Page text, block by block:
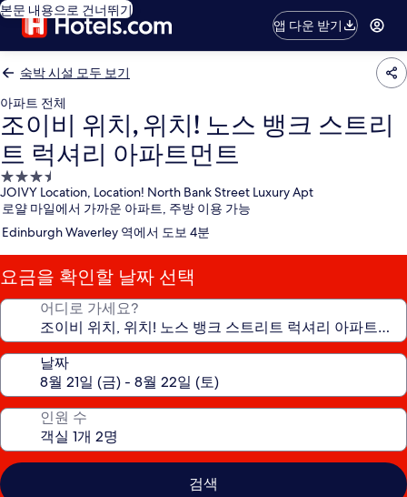
본문 내용으로 건너뛰기
앱 다운 받기
숙박 시설 모두 보기
아파트 전체
조이비 위치, 위치! 노스 뱅크 스트리
트 럭셔리 아파트먼트
3.5
성
급
숙
박
시
설
JOIVY Location, Location! North Bank Street Luxury Apt
로얄 마일에서 가까운 아파트, 주방 이용 가능
Edinburgh Waverley 역에서 도보 4분
요금을 확인할 날짜 선택
어디로 가세요?
날짜
인원 수
검색